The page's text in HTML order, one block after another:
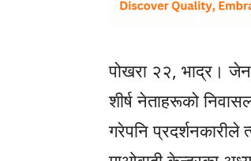
पोखरा २२, भाद्र।
शीर्ष नेताहरूको
गरेपनि प्रदर्शनकारीले